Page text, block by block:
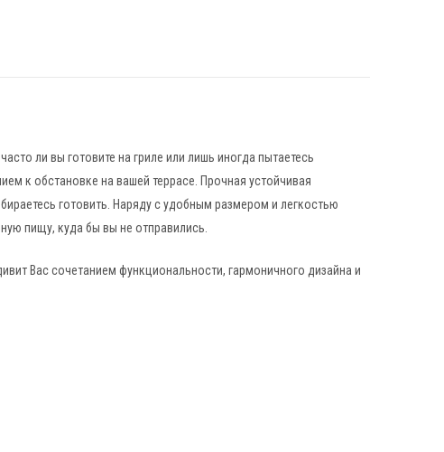
ли вы готовите на гриле или лишь иногда пытаетесь
к обстановке на вашей террасе. Прочная устойчивая
готовить. Наряду с удобным размером и легкостью
пищу, куда бы вы не отправились.
Вас сочетанием функциональности, гармоничного дизайна и